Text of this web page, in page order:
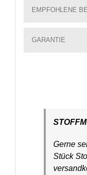
EMPFOHLENE
GARANTIE
Gerne
Stück